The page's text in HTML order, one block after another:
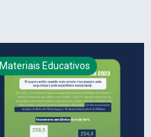
Materiais Educativos